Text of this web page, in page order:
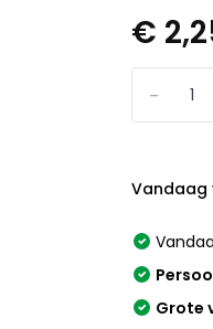
€
-
Vandaag
Grote